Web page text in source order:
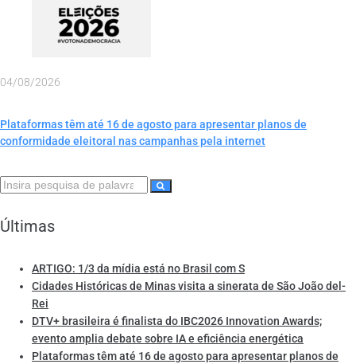
04/08/2026
Plataformas têm até 16 de agosto para apresentar planos de
conformidade eleitoral nas campanhas pela internet
Últimas
ARTIGO: 1/3 da mídia está no Brasil com S
Cidades Históricas de Minas visita a sinerata de São João del-
Rei
DTV+ brasileira é finalista do IBC2026 Innovation Awards;
evento amplia debate sobre IA e eficiência energética
Plataformas têm até 16 de agosto para apresentar planos de